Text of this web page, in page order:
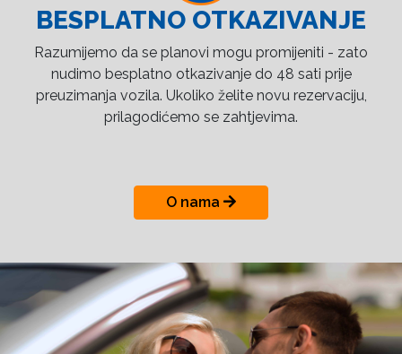
BESPLATNO OTKAZIVANJE
Razumijemo da se planovi mogu promijeniti - zato
nudimo besplatno otkazivanje do 48 sati prije
preuzimanja vozila. Ukoliko želite novu rezervaciju,
prilagodićemo se zahtjevima.
O nama